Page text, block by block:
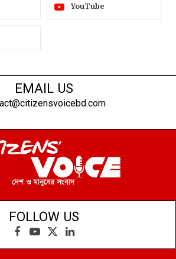
YouTube
EMAIL US
FOLLOW US
Facebook
YouTube
X
(Twitter)
LinkedIn